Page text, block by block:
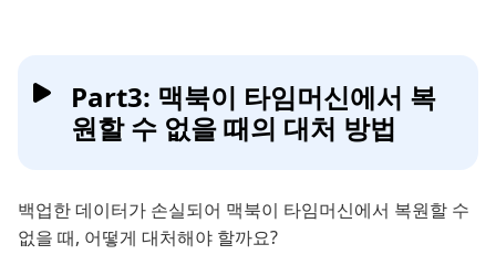
Part3: 맥북이 타임머신에서 복
원할 수 없을 때의 대처 방법
백업한 데이터가 손실되어 맥북이 타임머신에서 복원할 수
없을 때, 어떻게 대처해야 할까요?